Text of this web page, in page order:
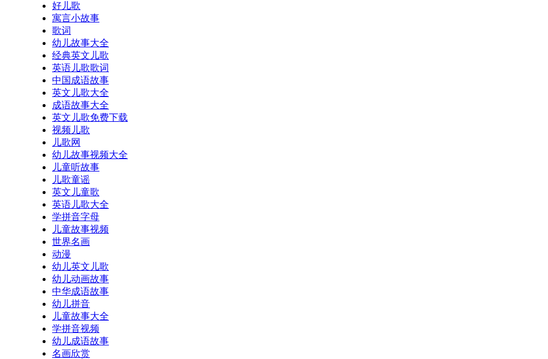
好儿歌
寓言小故事
歌词
幼儿故事大全
经典英文儿歌
英语儿歌歌词
中国成语故事
英文儿歌大全
成语故事大全
英文儿歌免费下载
视频儿歌
儿歌网
幼儿故事视频大全
儿童听故事
儿歌童谣
英文儿童歌
英语儿歌大全
学拼音字母
儿童故事视频
世界名画
动漫
幼儿英文儿歌
幼儿动画故事
中华成语故事
幼儿拼音
儿童故事大全
学拼音视频
幼儿成语故事
名画欣赏